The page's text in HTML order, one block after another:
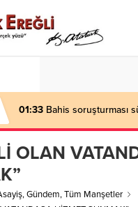
01:33 Bahis soruşturması
OLAN
,Gündem,Tüm Manşetler